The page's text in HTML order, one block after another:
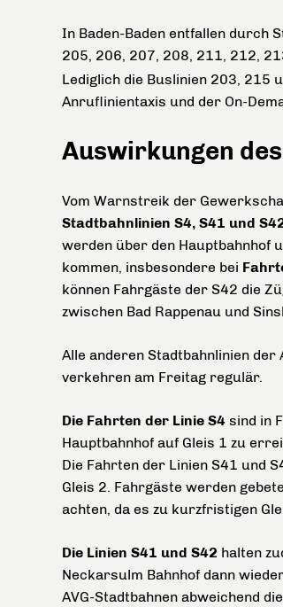
In Baden-Baden entfallen durch
205, 206, 207, 208, 211, 212,
Lediglich die Buslinien 203, 215
Anruflinientaxis und der On-
Auswirkungen
Vom Warnstreik der
Stadtbahnlinien S4, S41 und
werden über den Hauptbahnhof
kommen, insbesondere bei
können Fahrgäste der S42 die
zwischen Bad Rappenau und
Alle anderen Stadtbahnlinien der
verkehren am Freitag regulär.
Die Fahrten der Linie S4 sind in
Hauptbahnhof auf Gleis 1 zu
Die Fahrten der Linien S41 und
Gleis 2. Fahrgäste werden
achten, da es zu kurzfristigen
Die Linien S41 und S42 halten
Neckarsulm Bahnhof dann
AVG-Stadtbahnen abweichend